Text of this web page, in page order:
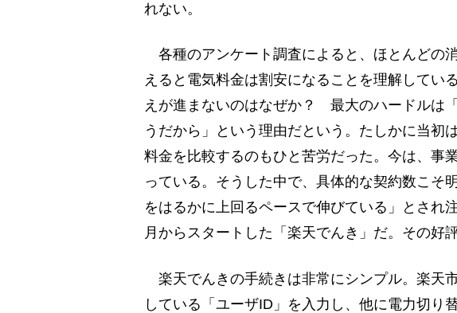
れない。
各種のアンケート調査によると、ほとんどの
えると電気料金は割安になることを理解してい
えが進まないのはなぜか？ 最大のハードルは
うだから」という理由だという。たしかに当初
料金を比較するのもひと苦労だった。今は、事
っている。そうした中で、具体的な契約数こそ
をはるかに上回るペースで伸びている」とされ
月からスタートした「楽天でんき」だ。その好
楽天でんきの手続きは非常にシンプル。楽天
している「ユーザID」を入力し、他に電力切り